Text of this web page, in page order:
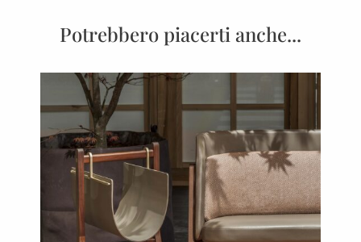
Potrebbero piacerti anche...